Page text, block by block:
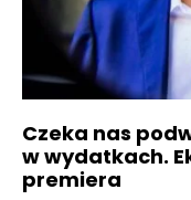
Czeka nas
w wydatkach.
premiera